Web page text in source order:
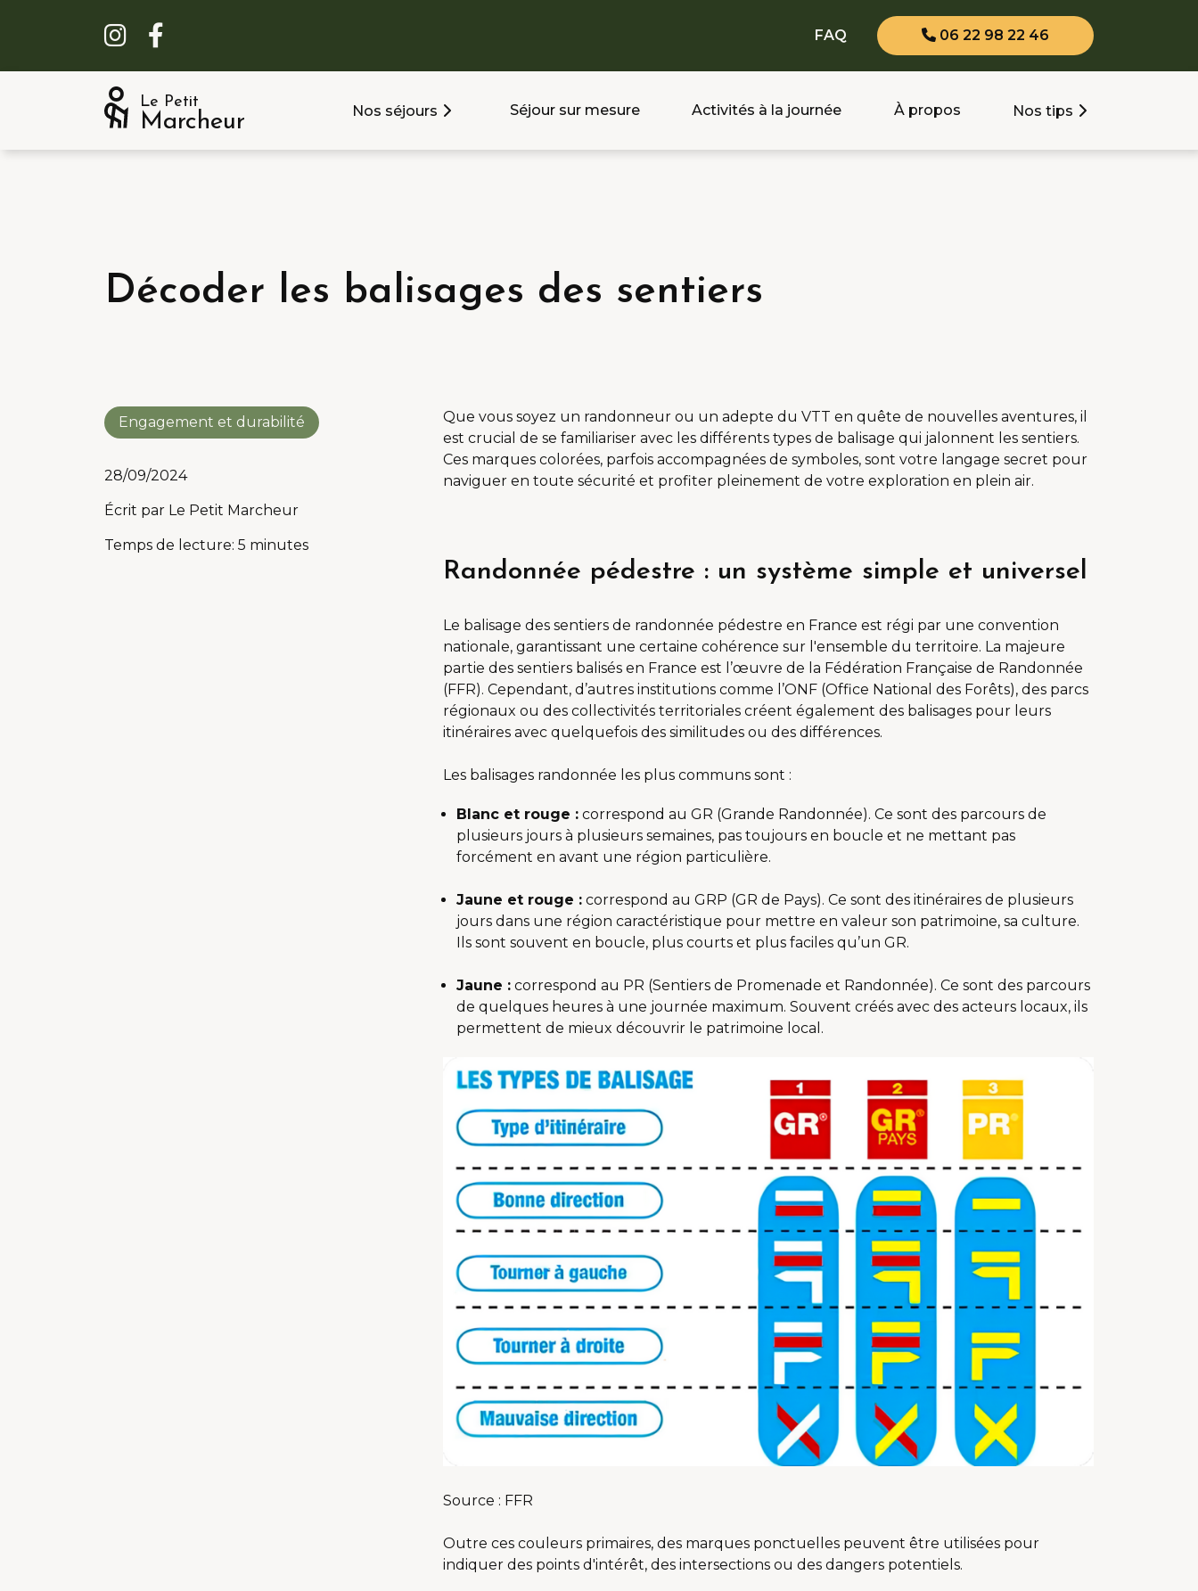
FAQ 06 22 98 22 46
Le Petit
Marcheur Nos séjours Séjour sur mesure Activités à la journée À propos Nos tips
Décoder les balisages des sentiers
Engagement et durabilité
28/09/2024
Écrit par Le Petit Marcheur
Temps de lecture: 5 minutes
Que vous soyez un randonneur ou un adepte du VTT en quête de nouvelles aventures, il
est crucial de se familiariser avec les différents types de balisage qui jalonnent les sentiers.
Ces marques colorées, parfois accompagnées de symboles, sont votre langage secret pour
naviguer en toute sécurité et profiter pleinement de votre exploration en plein air.
Randonnée pédestre : un système simple et universel
Le balisage des sentiers de randonnée pédestre en France est régi par une convention
nationale, garantissant une certaine cohérence sur l'ensemble du territoire. La majeure
partie des sentiers balisés en France est l’œuvre de la Fédération Française de Randonnée
(FFR). Cependant, d’autres institutions comme l’ONF (Office National des Forêts), des parcs
régionaux ou des collectivités territoriales créent également des balisages pour leurs
itinéraires avec quelquefois des similitudes ou des différences.
Les balisages randonnée les plus communs sont :
Blanc et rouge : correspond au GR (Grande Randonnée). Ce sont des parcours de
plusieurs jours à plusieurs semaines, pas toujours en boucle et ne mettant pas
forcément en avant une région particulière.
Jaune et rouge : correspond au GRP (GR de Pays). Ce sont des itinéraires de plusieurs
jours dans une région caractéristique pour mettre en valeur son patrimoine, sa culture.
Ils sont souvent en boucle, plus courts et plus faciles qu’un GR.
Jaune : correspond au PR (Sentiers de Promenade et Randonnée). Ce sont des parcours
de quelques heures à une journée maximum. Souvent créés avec des acteurs locaux, ils
permettent de mieux découvrir le patrimoine local.
Source : FFR
Outre ces couleurs primaires, des marques ponctuelles peuvent être utilisées pour
indiquer des points d'intérêt, des intersections ou des dangers potentiels.